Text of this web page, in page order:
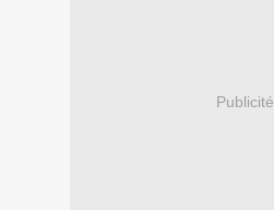
Publicité